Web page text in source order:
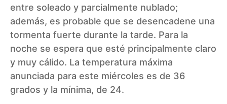
entre soleado y parcialmente nublado;
además, es probable que se desencadene una
tormenta fuerte durante la tarde. Para la
noche se espera que esté principalmente claro
y muy cálido. La temperatura máxima
anunciada para este miércoles es de 36
grados y la mínima, de 24.